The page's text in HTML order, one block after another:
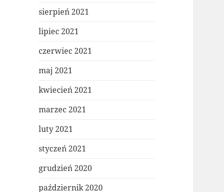
sierpień 2021
lipiec 2021
czerwiec 2021
maj 2021
kwiecień 2021
marzec 2021
luty 2021
styczeń 2021
grudzień 2020
październik 2020